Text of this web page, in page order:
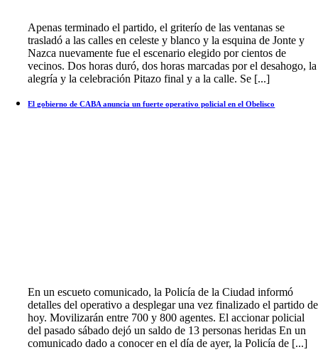
Apenas terminado el partido, el griterío de las ventanas se
trasladó a las calles en celeste y blanco y la esquina de Jonte y
Nazca nuevamente fue el escenario elegido por cientos de
vecinos. Dos horas duró, dos horas marcadas por el desahogo, la
alegría y la celebración Pitazo final y a la calle. Se [...]
El gobierno de CABA anuncia un fuerte operativo policial en el Obelisco
En un escueto comunicado, la Policía de la Ciudad informó
detalles del operativo a desplegar una vez finalizado el partido de
hoy. Movilizarán entre 700 y 800 agentes. El accionar policial
del pasado sábado dejó un saldo de 13 personas heridas En un
comunicado dado a conocer en el día de ayer, la Policía de [...]